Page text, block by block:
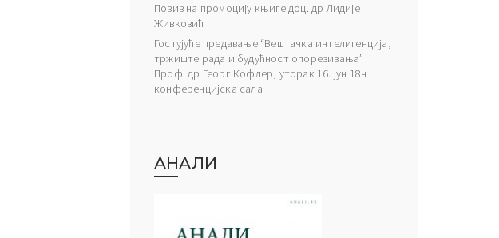
Позив на промоцију књиге доц. др Лидије
Живковић
Гостујуће предавање “Вештачка интелигенција,
тржиште рада и будућност опорезивања”
Проф. др Георг Кофлер, уторак 16. јун 18ч
конференцијска сала
АНАЛИ